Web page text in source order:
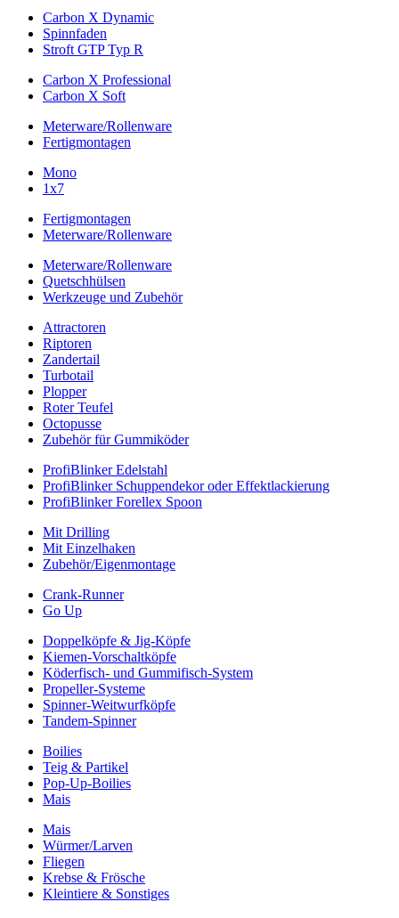
Carbon X Dynamic
Spinnfaden
Stroft GTP Typ R
Carbon X Professional
Carbon X Soft
Meterware/Rollenware
Fertigmontagen
Mono
1x7
Fertigmontagen
Meterware/Rollenware
Meterware/Rollenware
Quetschhülsen
Werkzeuge und Zubehör
Attractoren
Riptoren
Zandertail
Turbotail
Plopper
Roter Teufel
Octopusse
Zubehör für Gummiköder
ProfiBlinker Edelstahl
ProfiBlinker Schuppendekor oder Effektlackierung
ProfiBlinker Forellex Spoon
Mit Drilling
Mit Einzelhaken
Zubehör/Eigenmontage
Crank-Runner
Go Up
Doppelköpfe & Jig-Köpfe
Kiemen-Vorschaltköpfe
Köderfisch- und Gummifisch-System
Propeller-Systeme
Spinner-Weitwurfköpfe
Tandem-Spinner
Boilies
Teig & Partikel
Pop-Up-Boilies
Mais
Mais
Würmer/Larven
Fliegen
Krebse & Frösche
Kleintiere & Sonstiges